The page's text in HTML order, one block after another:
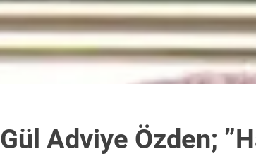
Adviye Özden;